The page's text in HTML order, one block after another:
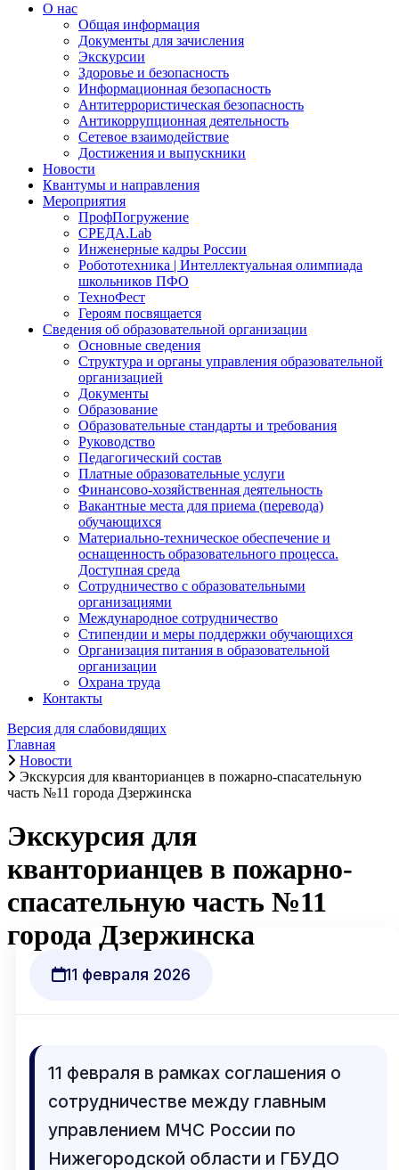
О нас
Общая информация
Документы для зачисления
Экскурсии
Здоровье и безопасность
Информационная безопасность
Антитеррористическая безопасность
Антикоррупционная деятельность
Сетевое взаимодействие
Достижения и выпускники
Новости
Квантумы и направления
Мероприятия
ПрофПогружение
СРЕДА.Lab
Инженерные кадры России
Робототехника | Интеллектуальная олимпиада
школьников ПФО
ТехноФест
Героям посвящается
Сведения об образовательной организации
Основные сведения
Структура и органы управления образовательной
организацией
Документы
Образование
Образовательные стандарты и требования
Руководство
Педагогический состав
Платные образовательные услуги
Финансово-хозяйственная деятельность
Вакантные места для приема (перевода)
обучающихся
Материально-техническое обеспечение и
оснащенность образовательного процесса.
Доступная среда
Сотрудничество с образовательными
организациями
Международное сотрудничество
Стипендии и меры поддержки обучающихся
Организация питания в образовательной
организации
Охрана труда
Контакты
Версия для слабовидящих
Главная
Новости
Экскурсия для кванторианцев в пожарно-спасательную
часть №11 города Дзержинска
Экскурсия для
кванторианцев в пожарно-
спасательную часть №11
города Дзержинска
11 февраля 2026
11 февраля в рамках соглашения о
сотрудничестве между главным
управлением МЧС России по
Нижегородской области и ГБУДО